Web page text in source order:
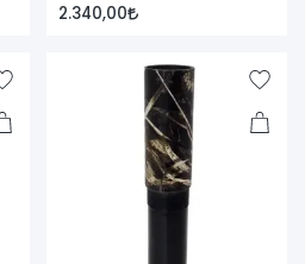
2.340,00